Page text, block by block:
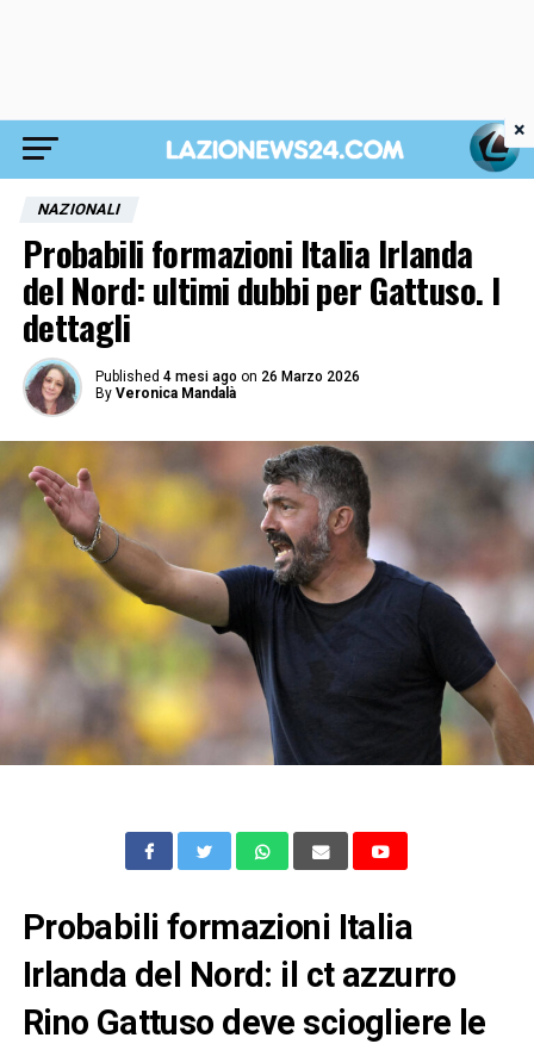
NAZIONALI
Probabili formazioni Italia Irlanda
del Nord: ultimi dubbi per Gattuso. I
dettagli
Published 4 mesi ago on 26 Marzo 2026
By Veronica Mandalà
Probabili formazioni Italia
Irlanda del Nord: il ct azzurro
Rino Gattuso deve sciogliere le
×